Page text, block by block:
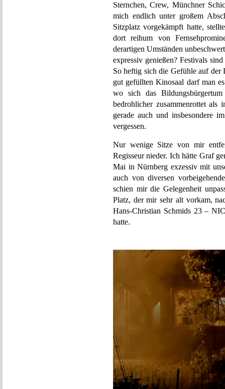
Sternchen, Crew, Münchner
mich endlich unter großem
Sitzplatz vorgekämpft hatte,
dort reihum von
derartigen Umständen
expressiv genießen? Festivals
So heftig sich die Gefühle auf der
gut gefüllten Kinosaal darf man
wo sich das
bedrohlicher zusammenrottet
gerade auch und insbesondere
vergessen.
Nur wenige Sitze von mir
Regisseur nieder. Ich hätte Graf
Mai in Nürnberg exzessiv mit
auch von diversen
schien mir die Gelegenheit
Platz, der mir sehr alt vorkam,
Hans-Christian Schmids 23 –
hatte.